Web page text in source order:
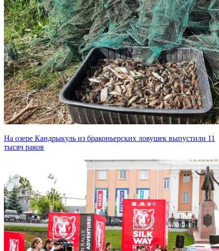
На озере Кандрыкуль из браконьерских ловушек выпустили 11
тысяч раков